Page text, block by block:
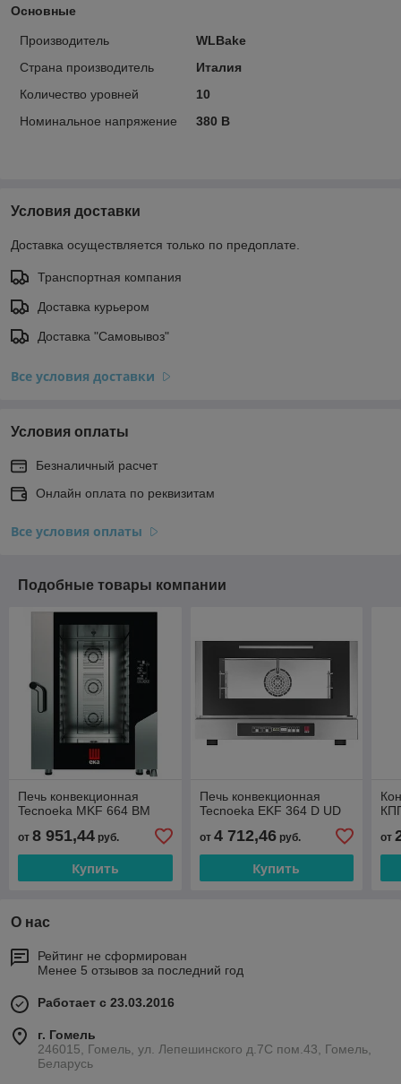
Основные
Производитель
WLBake
Страна производитель
Италия
Количество уровней
10
Номинальное напряжение
380 В
Условия доставки
Доставка осуществляется только по предоплате.
Транспортная компания
Доставка курьером
Доставка "Самовывоз"
Все условия доставки
Условия оплаты
Безналичный расчет
Онлайн оплата по реквизитам
Все условия оплаты
Подобные товары компании
Печь конвекционная
Tecnoeka MKF 664 BM
от 8 951,44 руб.
Купить
Печь конвекционная
Tecnoeka EKF 364 D UD
от 4 712,46руб.
Купить
от
О нас
Рейтинг не сформирован
Менее 5 отзывов за последний год
Работает с 23.03.2016
г. Гомель
246015, Гомель, ул. Лепешинского д.7С пом.43, Гомель,
Беларусь